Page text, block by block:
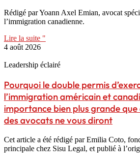
Rédigé par Yoann Axel Emian, avocat
l’immigration canadienne.
Lire la suite "
4 août 2026
Leadership éclairé
Pourquoi le double permis
l’immigration américain et
importance bien plus grande
des avocats ne vous diront
Cet article a été rédigé par Emilia Coto,
principale chez Sisu Legal, et publié à